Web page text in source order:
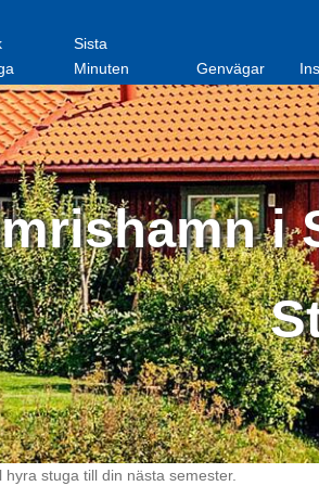
Sista
Minuten
Genvägar
i
stuga till din nästa semester.